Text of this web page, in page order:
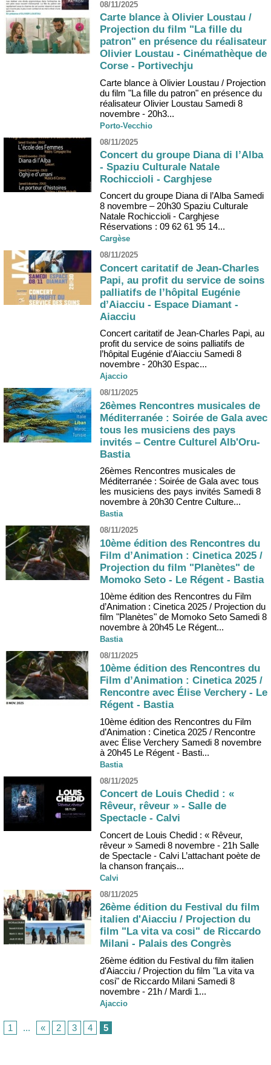
08/11/2025
Carte blance à Olivier Loustau /
Projection du film "La fille du
patron" en présence du réalisateur
Olivier Loustau - Cinémathèque de
Corse - Portivechju
Carte blance à Olivier Loustau / Projection
du film "La fille du patron" en présence du
réalisateur Olivier Loustau Samedi 8
novembre - 20h3...
Porto-Vecchio
08/11/2025
Concert du groupe Diana di l’Alba
- Spaziu Culturale Natale
Rochiccioli - Carghjese
Concert du groupe Diana di l’Alba Samedi
8 novembre – 20h30 Spaziu Culturale
Natale Rochiccioli - Carghjese
Réservations : 09 62 61 95 14...
Cargèse
08/11/2025
Concert caritatif de Jean-Charles
Papi, au profit du service de soins
palliatifs de l’hôpital Eugénie
d’Aiacciu - Espace Diamant -
Aiacciu
Concert caritatif de Jean-Charles Papi, au
profit du service de soins palliatifs de
l’hôpital Eugénie d’Aiacciu Samedi 8
novembre - 20h30 Espac...
Ajaccio
08/11/2025
26èmes Rencontres musicales de
Méditerranée : Soirée de Gala avec
tous les musiciens des pays
invités – Centre Culturel Alb'Oru-
Bastia
26èmes Rencontres musicales de
Méditerranée : Soirée de Gala avec tous
les musiciens des pays invités Samedi 8
novembre à 20h30 Centre Culture...
Bastia
08/11/2025
10ème édition des Rencontres du
Film d’Animation : Cinetica 2025 /
Projection du film "Planètes" de
Momoko Seto - Le Régent - Bastia
10ème édition des Rencontres du Film
d’Animation : Cinetica 2025 / Projection du
film "Planètes" de Momoko Seto Samedi 8
novembre à 20h45 Le Régent...
Bastia
08/11/2025
10ème édition des Rencontres du
Film d’Animation : Cinetica 2025 /
Rencontre avec Élise Verchery - Le
Régent - Bastia
10ème édition des Rencontres du Film
d’Animation : Cinetica 2025 / Rencontre
avec Élise Verchery Samedi 8 novembre
à 20h45 Le Régent - Basti...
Bastia
08/11/2025
Concert de Louis Chedid : «
Rêveur, rêveur » - Salle de
Spectacle - Calvi
Concert de Louis Chedid : « Rêveur,
rêveur » Samedi 8 novembre - 21h Salle
de Spectacle - Calvi L’attachant poète de
la chanson français...
Calvi
08/11/2025
26ème édition du Festival du film
italien d'Aiacciu / Projection du
film "La vita va cosi" de Riccardo
Milani - Palais des Congrès
26ème édition du Festival du film italien
d'Aiacciu / Projection du film "La vita va
cosi" de Riccardo Milani Samedi 8
novembre - 21h / Mardi 1...
Ajaccio
1 ... « 2 3 4 5